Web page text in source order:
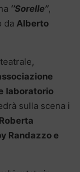
‘’Sorelle’’,
da Alberto
laboratorio
sulla scena i
Randazzo e